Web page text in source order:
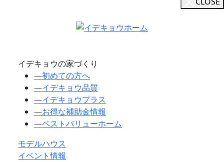
イデキョウの家づくり
―初めての方へ
―イデキョウ品質
―イデキョウプラス
―お得な補助金情報
―ベストバリューホーム
モデルハウス
イベント情報